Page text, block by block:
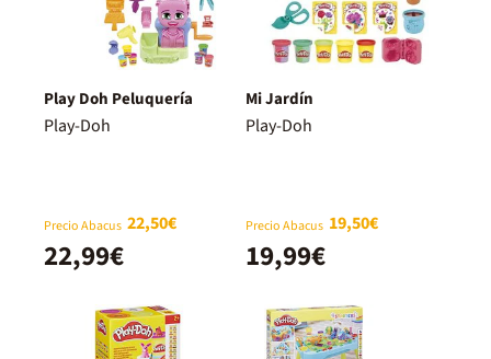
Play Doh Peluquería
Play-Doh
Precio Abacus 22,50€
22,99€
Mi Jardín
Play-Doh
Precio Abacus 19,50€
19,99€